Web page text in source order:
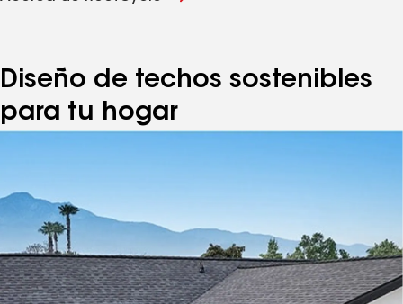
Diseño de techos sostenibles
para tu hogar